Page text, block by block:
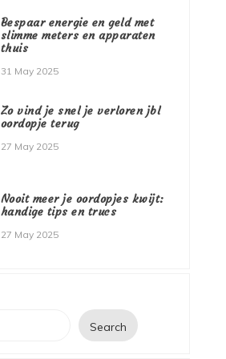
Bespaar energie en geld met
slimme meters en apparaten
thuis
31 May 2025
Zo vind je snel je verloren jbl
oordopje terug
27 May 2025
Nooit meer je oordopjes kwijt:
handige tips en trucs
27 May 2025
Search